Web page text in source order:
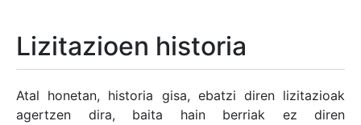
Erakutsi/Ezkutatu
Lizitazioen historia
Atal honetan, historia gisa, ebatzi diren lizitazioak
agertzen dira, baita hain berriak ez diren